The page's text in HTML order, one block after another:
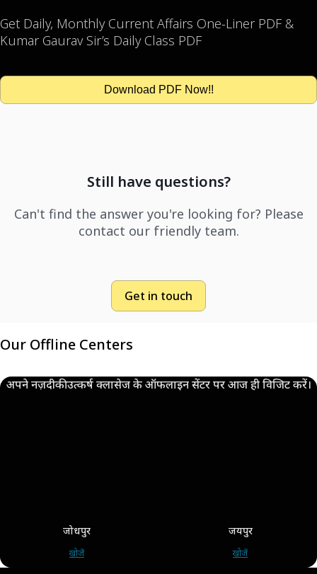
Get Daily, Monthly Current Affairs One-Liner PDF &
Kumar Gaurav Sir’s Daily Class PDF
Download PDF Now!!
Still have questions?
Can't find the answer you're looking for? Please
contact our friendly team.
Get in touch
Our Offline Centers
अपने नज़दीकी उत्कर्ष क्लासेज के ऑफलाइन सेंटर पर आज ही विजिट करें।
जोधपुर
खोजें
जयपुर
खोजें